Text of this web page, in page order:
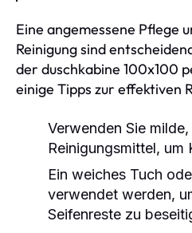
Eine angemessene Pflege
Reinigung sind
der duschkabine 100x100
einige Tipps zur effektiven
Verwenden Sie
Reinigungsmittel, um
Ein weiches Tuch
verwendet werden,
Seifenreste zu